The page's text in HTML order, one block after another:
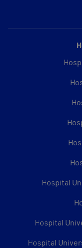
Hospital
Hospital
Hospital